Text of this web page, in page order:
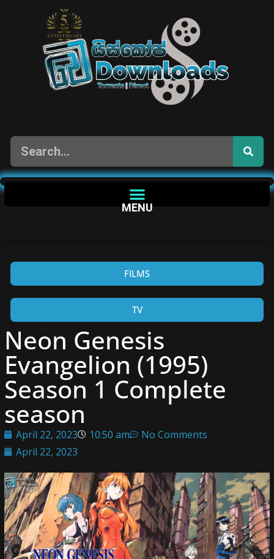
MENU
FILMS
TV
Neon Genesis
Evangelion (1995)
Season 1 Complete
season
April 22, 2023 10:50 am
No Comments
April 22, 2023